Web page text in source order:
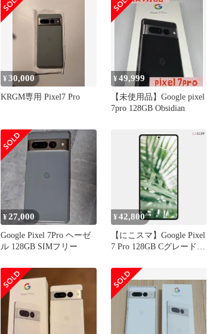
¥30,000
KRGM専用 Pixel7 Pro
¥49,999
【未使用品】Google pixel
7pro 128GB Obsidian
¥27,000
Google Pixel 7Pro ヘーゼ
ル 128GB SIMフリー
¥42,800
【にこスマ】Google Pixel
7 Pro 128GB Cグレード